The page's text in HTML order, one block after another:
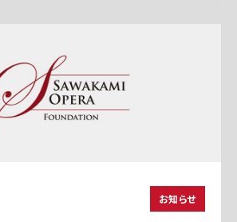
お知らせ